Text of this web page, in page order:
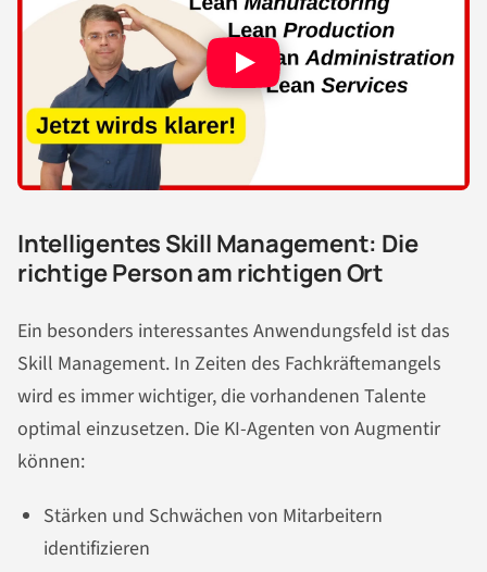
Intelligentes Skill Management: Die
richtige Person am richtigen Ort
Ein besonders interessantes Anwendungsfeld ist das
Skill Management. In Zeiten des Fachkräftemangels
wird es immer wichtiger, die vorhandenen Talente
optimal einzusetzen. Die KI-Agenten von Augmentir
können:
Stärken und Schwächen von Mitarbeitern
identifizieren